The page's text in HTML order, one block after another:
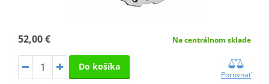
52,00 € Na centrálnom sklade
Do košíka
Porovnať